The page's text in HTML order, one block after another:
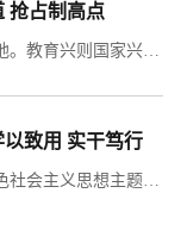
抢占制高点
同济大学智能网联汽车测评基地。教育兴则国家兴，教育强则国家强。建设教育强国，是全面建成社会主义现代化强国的战略先导，是实现高水平科技自立自强的重要支撑，是促进全体人民共同富裕的有效途径，是以中国式现代化全面推进中华民族伟大复兴的基础工程。党的二十大报告将教育、科技、人才“三位一体”统筹安排、一体部署，赋予了教育新的战略地位、历史使命和发展格局。本报从今天起开设“强国建设 教育担当”专栏，全面展现...
以致用 实干笃行
学习贯彻习近平新时代中国特色社会主义思想主题教育开展以来，同济大学结合年度重点工作任务，坚持高标准起步、高质量推进，坚持学习“系统化、精准化、情景化、网格化”，做实“规定动作”，做亮“自选动作”，把主题教育成效转化为加快推进学校中国特色世界一流大学建设的强大动力。深学细悟强信念“党中央和国家对高等教育的改革发展寄予厚望，这也意味着同济大学面临着前所未有的历史机遇，承担着无比光荣的历史责任。”6月...